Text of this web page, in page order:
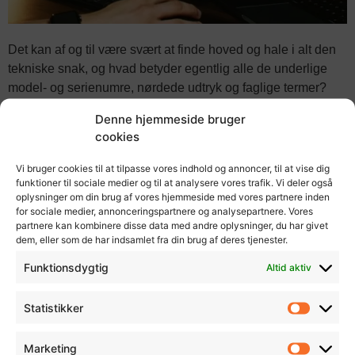
Denne hjemmeside bruger
cookies
Vi bruger cookies til at tilpasse vores indhold og annoncer, til at vise dig
funktioner til sociale medier og til at analysere vores trafik. Vi deler også
oplysninger om din brug af vores hjemmeside med vores partnere inden
for sociale medier, annonceringspartnere og analysepartnere. Vores
partnere kan kombinere disse data med andre oplysninger, du har givet
dem, eller som de har indsamlet fra din brug af deres tjenester.
Funktionsdygtig Altid aktiv
Statistikker
Marketing
Det kan af og til være svært at finde hoved og hale i alt den
tekniske snak, og hvad betyder egentlig alle de underlige
model- og serienumre, nørdede udtryk og faglige termer?
termer og deres betydning. Hvis du selv har en forståelse for
hvad du har brug for og hvad du har til rådighed, så er det
nemmere at finde frem til netop den skærm der passer til dit
behov. Både pris- og pladsmæssigt.
Derudover kan det være godt at have en idé om hvad du
selv vægter højest i en billig gaming skærm: Skal billedet
Betyder det mere for dig at farverne skal være dybe og
reaktionsevne er i højsædet, så du kan være den bedste